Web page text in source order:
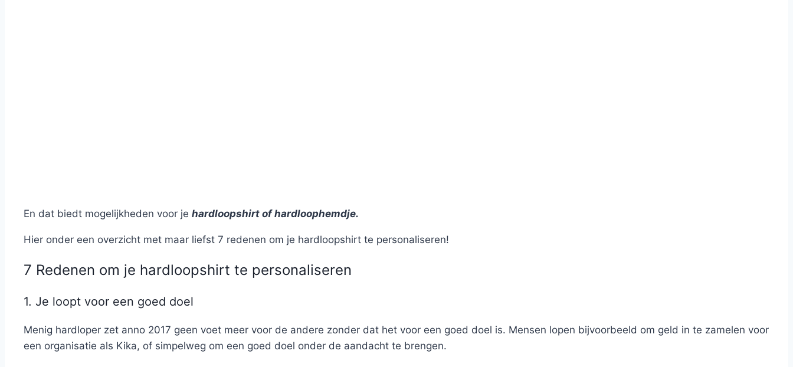
En dat biedt mogelijkheden voor je hardloopshirt of hardloophemdje.
Hier onder een overzicht met maar liefst 7 redenen om je hardloopshirt te personaliseren!
7 Redenen om je hardloopshirt te personaliseren
1. Je loopt voor een goed doel
Menig hardloper zet anno 2017 geen voet meer voor de andere zonder dat het voor een goed doel is. Mensen lopen bijvoorbeeld om geld in te zamelen voor
een organisatie als Kika, of simpelweg om een goed doel onder de aandacht te brengen.